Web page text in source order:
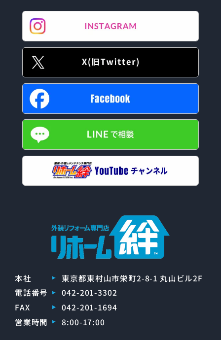
本社
東京都東村山市栄町2-8-1 丸山ビル2F
電話番号
042-201-3302
FAX
042-201-1694
営業時間
8:00-17:00